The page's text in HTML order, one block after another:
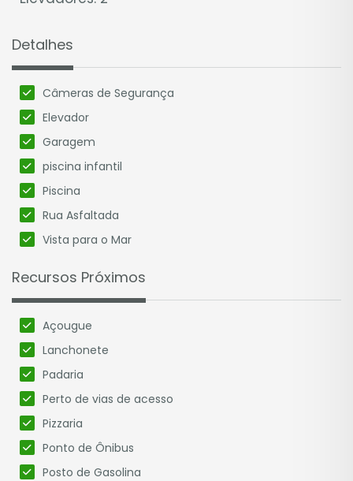
Agende sua visita no Apartamento
Decorado.
Solicite uma simulação personalizada para o
seu fluxo de pagamento.
Financiamento até 60 meses direto com a
construtora ou bancário.
Ótimo custo benefício.
Detalhes
Câmeras de Segurança
Elevador
Garagem
piscina infantil
Piscina
Rua Asfaltada
Vista para o Mar
Recursos Próximos
Açougue
Lanchonete
Padaria
Perto de vias de acesso
Pizzaria
Ponto de Ônibus
Posto de Gasolina